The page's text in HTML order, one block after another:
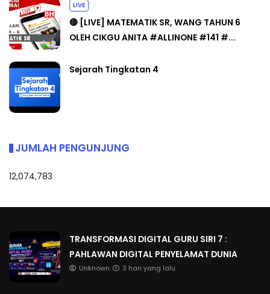
LIVE
🔴 [LIVE] MATEMATIK SR, WANG TAHUN 6
OLEH CIKGU ANITA #ALLINONE #141 #...
Sejarah Tingkatan 4
JUMLAH PENGUNJUNG
12,074,783
TRANSFORMASI DIGITAL GURU SIRI 7 :
PAHLAWAN DIGITAL PENYELAMAT DUNIA
Unknown 3 hari yang lalu